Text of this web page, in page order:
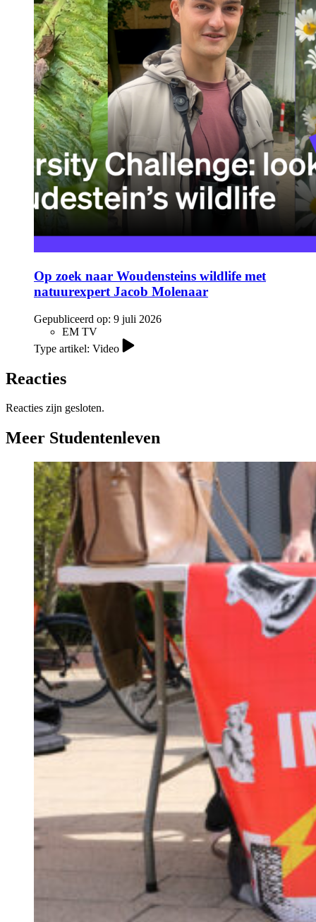
Op zoek naar Woudensteins wildlife met
natuurexpert Jacob Molenaar
Gepubliceerd op: 9 juli 2026
EM TV
Type artikel: Video
Reacties
Reacties zijn gesloten.
Meer Studentenleven